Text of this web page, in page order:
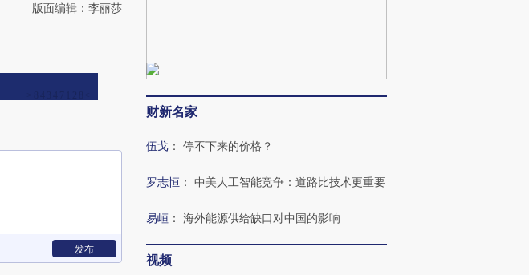
版面编辑：李丽莎
发布
财新名家
伍戈 ： 停不下来的价格？
罗志恒 ： 中美人工智能竞争：道路比技术更重要
易峘 ： 海外能源供给缺口对中国的影响
视频